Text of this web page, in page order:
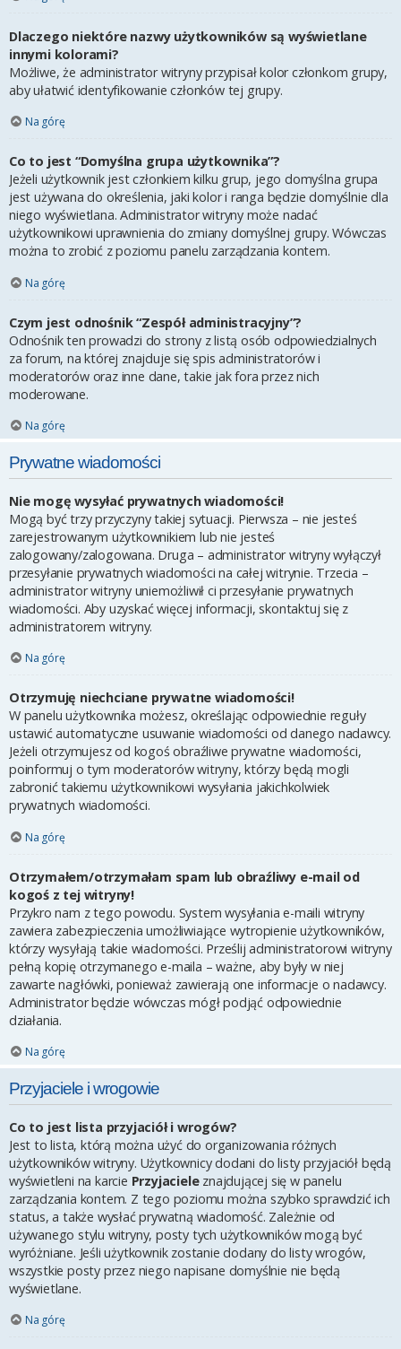
Dlaczego niektóre nazwy użytkowników są wyświetlane
innymi kolorami?
Możliwe, że administrator witryny przypisał kolor członkom grupy,
aby ułatwić identyfikowanie członków tej grupy.
Na górę
Co to jest “Domyślna grupa użytkownika”?
Jeżeli użytkownik jest członkiem kilku grup, jego domyślna grupa
jest używana do określenia, jaki kolor i ranga będzie domyślnie dla
niego wyświetlana. Administrator witryny może nadać
użytkownikowi uprawnienia do zmiany domyślnej grupy. Wówczas
można to zrobić z poziomu panelu zarządzania kontem.
Na górę
Czym jest odnośnik “Zespół administracyjny”?
Odnośnik ten prowadzi do strony z listą osób odpowiedzialnych
za forum, na której znajduje się spis administratorów i
moderatorów oraz inne dane, takie jak fora przez nich
moderowane.
Na górę
Prywatne wiadomości
Nie mogę wysyłać prywatnych wiadomości!
Mogą być trzy przyczyny takiej sytuacji. Pierwsza – nie jesteś
zarejestrowanym użytkownikiem lub nie jesteś
zalogowany/zalogowana. Druga – administrator witryny wyłączył
przesyłanie prywatnych wiadomości na całej witrynie. Trzecia –
administrator witryny uniemożliwił ci przesyłanie prywatnych
wiadomości. Aby uzyskać więcej informacji, skontaktuj się z
administratorem witryny.
Na górę
Otrzymuję niechciane prywatne wiadomości!
W panelu użytkownika możesz, określając odpowiednie reguły
ustawić automatyczne usuwanie wiadomości od danego nadawcy.
Jeżeli otrzymujesz od kogoś obraźliwe prywatne wiadomości,
poinformuj o tym moderatorów witryny, którzy będą mogli
zabronić takiemu użytkownikowi wysyłania jakichkolwiek
prywatnych wiadomości.
Na górę
Otrzymałem/otrzymałam spam lub obraźliwy e-mail od
kogoś z tej witryny!
Przykro nam z tego powodu. System wysyłania e-maili witryny
zawiera zabezpieczenia umożliwiające wytropienie użytkowników,
którzy wysyłają takie wiadomości. Prześlij administratorowi witryny
pełną kopię otrzymanego e-maila – ważne, aby były w niej
zawarte nagłówki, ponieważ zawierają one informacje o nadawcy.
Administrator będzie wówczas mógł podjąć odpowiednie
działania.
Na górę
Przyjaciele i wrogowie
Co to jest lista przyjaciół i wrogów?
Jest to lista, którą można użyć do organizowania różnych
użytkowników witryny. Użytkownicy dodani do listy przyjaciół będą
wyświetleni na karcie Przyjacieleznajdującej się w panelu
zarządzania kontem. Z tego poziomu można szybko sprawdzić ich
status, a także wysłać prywatną wiadomość. Zależnie od
używanego stylu witryny, posty tych użytkowników mogą być
wyróżniane. Jeśli użytkownik zostanie dodany do listy wrogów,
wszystkie posty przez niego napisane domyślnie nie będą
wyświetlane.
Na górę